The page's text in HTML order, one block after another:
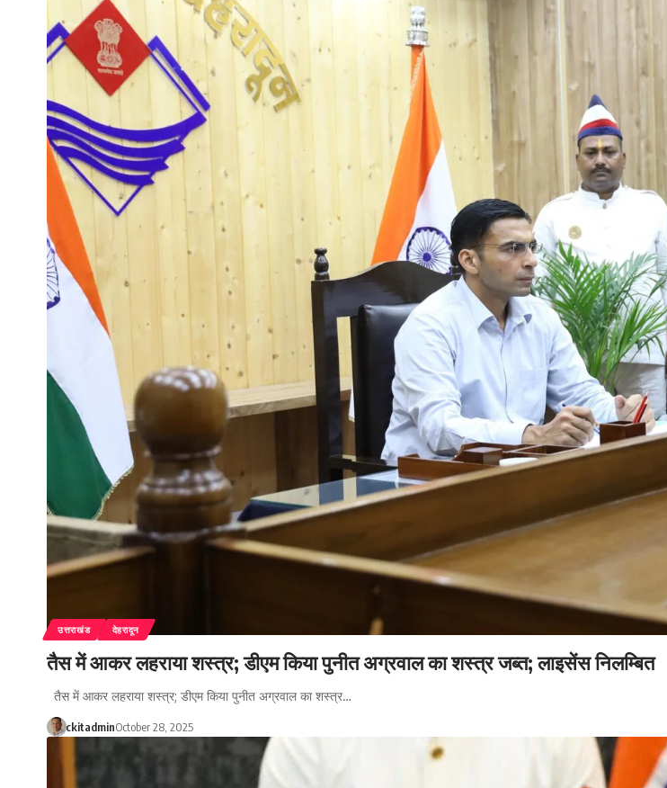
उत्तराखंड देहरादून
तैस में आकर लहराया शस्त्र; डीएम किया पुनीत अग्रवाल का शस्त्र जब्त; लाइसेंस निलम्बित
तैस में आकर लहराया शस्त्र; डीएम किया पुनीत अग्रवाल का शस्त्र…
ckitadminOctober 28, 2025